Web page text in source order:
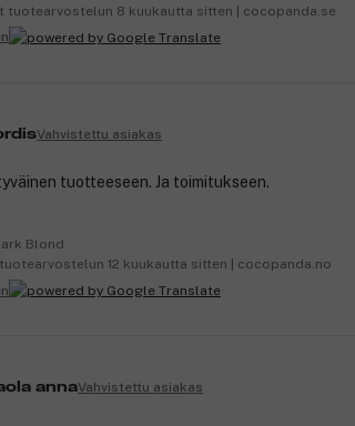
tuotearvostelun 8 kuukautta sitten | cocopanda.se
Vahvistettu asiakas
tuotteeseen. Ja toimitukseen.
Blond
12 kuukautta sitten | cocopanda.no
annaVahvistettu asiakas